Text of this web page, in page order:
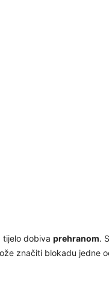
tijelo dobiva prehranom.
značiti blokadu jedne